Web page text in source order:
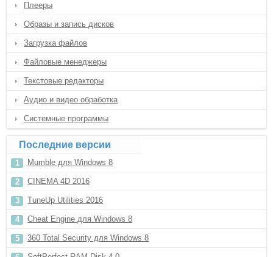
Плееры
Образы и запись дисков
Загрузка файлов
Файловые менеджеры
Текстовые редакторы
Аудио и видео обработка
Системные программы
Последние версии
Mumble для Windows 8
CINEMA 4D 2016
TuneUp Utilities 2016
Cheat Engine для Windows 8
360 Total Security для Windows 8